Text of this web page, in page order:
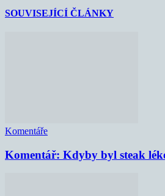
SOUVISEJÍCÍ ČLÁNKY
Komentáře
Komentář: Kdyby byl steak